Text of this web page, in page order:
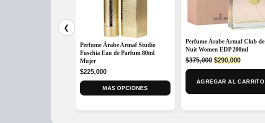
❮
Perfume Árabe Armaf Studio
Fuschia Eau de Parfum 80ml
Mujer
$225,000
MAS OPCIONES
Perfume Árabe Armaf Club de
Nuit Women EDP 200ml
$375,000 Original
price
$290,000Current
price
AGREGAR AL CARRITO